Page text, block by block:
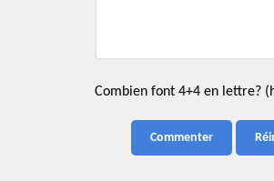
Combien font 4+4 en lettre?